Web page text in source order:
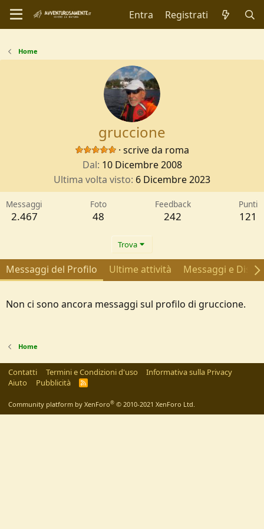
Entra Registrati
Home
gruccione
· scrive da roma
Dal 10 Dicembre 2008
Ultima volta visto 6 Dicembre 2023
Messaggi
2.467
Foto
48
Feedback
242
Punti
121
Trova
Messaggi del Profilo Ultime attività Messaggi e
Non ci sono ancora messaggi sul profilo di gruccione.
Home
Contatti Termini e Condizioni d'uso
Informativa sulla Privacy
Aiuto
Pubblicità
R
Community platform by XenForo® © 2010-2021 XenForo Ltd.